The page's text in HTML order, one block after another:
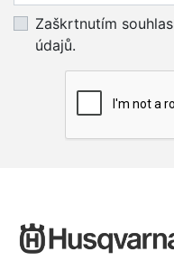
Zaškrtnutím
údajů.